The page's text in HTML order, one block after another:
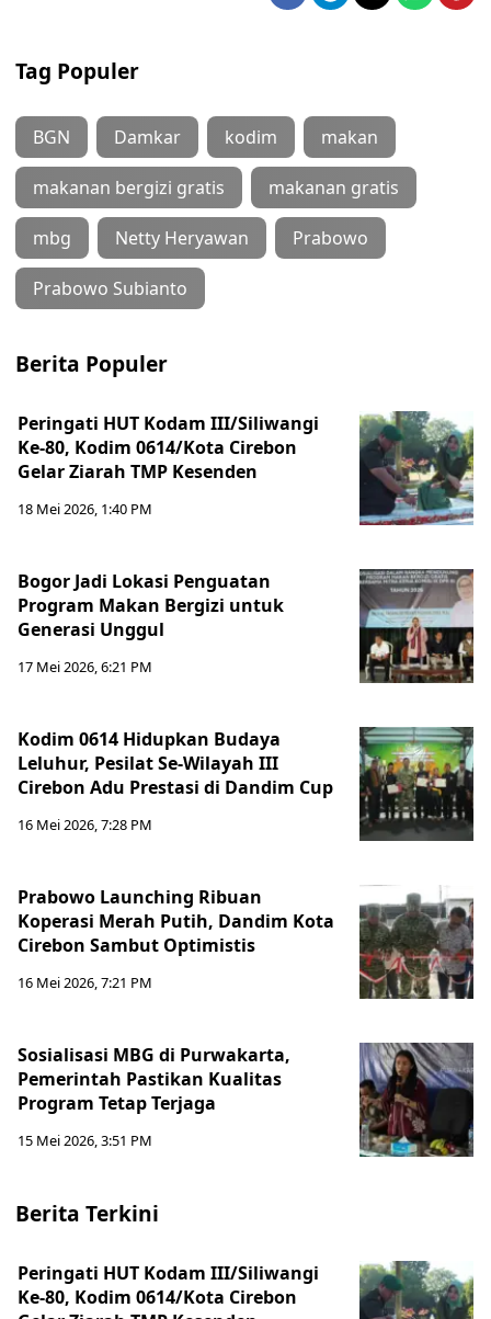
Tag Populer
BGN Damkar kodim makan
makanan bergizi gratis makanan gratis
mbg Netty Heryawan Prabowo
Prabowo Subianto
Berita Populer
Peringati HUT Kodam III/Siliwangi
Ke-80, Kodim 0614/Kota Cirebon
Gelar Ziarah TMP Kesenden
18 Mei 2026, 1:40 PM
Bogor Jadi Lokasi Penguatan
Program Makan Bergizi untuk
Generasi Unggul
17 Mei 2026, 6:21 PM
Kodim 0614 Hidupkan Budaya
Leluhur, Pesilat Se-Wilayah III
Cirebon Adu Prestasi di Dandim Cup
16 Mei 2026, 7:28 PM
Prabowo Launching Ribuan
Koperasi Merah Putih, Dandim Kota
Cirebon Sambut Optimistis
16 Mei 2026, 7:21 PM
Sosialisasi MBG di Purwakarta,
Pemerintah Pastikan Kualitas
Program Tetap Terjaga
15 Mei 2026, 3:51 PM
Berita Terkini
Peringati HUT Kodam III/Siliwangi
Ke-80, Kodim 0614/Kota Cirebon